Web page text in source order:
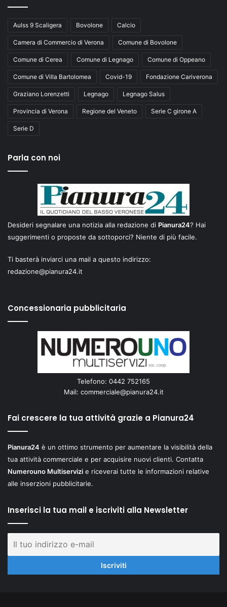
Aulss 9 Scaligera Bovolone Calcio
Camera di Commercio di Verona Comune di Bovolone
Comune di Cerea Comune di Legnago Comune di Oppeano
Comune di Villa Bartolomea Covid-19 Fondazione Cariverona
Graziano Lorenzetti Legnago Legnago Salus
Provincia di Verona Regione del Veneto Serie C girone A
Serie D
Parla con noi
Desideri segnalare una notizia alla redazione di Pianura24? Hai
suggerimenti o proposte da sottoporci? Niente di più facile.
Ti basterà inviarci una mail a questo indirizzo:
redazione@pianura24.it
Concessionaria pubblicitaria
Telefono: 0442 752165
Mail: commerciale@pianura24.it
Fai crescere la tua attività grazie a Pianura24
Pianura24 è un ottimo strumento per aumentare la visibilità della
tua attività commerciale e per acquisire nuovi clienti. Contatta
Numerouno Multiservizi e riceverai tutte le informazioni relative
alle inserzioni pubblicitarie.
Inserisci la tua mail e iscriviti alla Newsletter